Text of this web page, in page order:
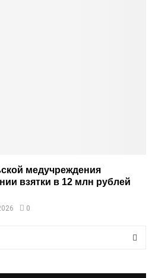
медучреждения
взятки в 12 млн рублей
0